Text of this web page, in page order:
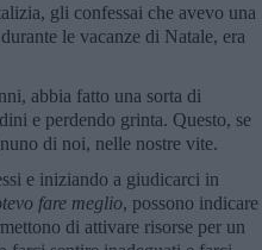
gli confessai che avevo una
le vacanze di Natale, era
abbia fatto una sorta di
e perdendo grinta. Questo, se
di noi, nelle nostre vite.
e iniziando a giudicarci in
fare meglio, possono indicare
di attivare risorse per un